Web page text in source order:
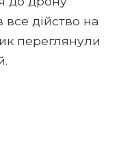
все дійство на
переглянули